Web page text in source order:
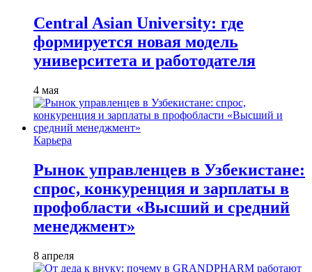
Central Asian University: где
формируется новая модель
университета и работодателя
4 мая
Карьера
Рынок управленцев в Узбекистане:
спрос, конкуренция и зарплаты в
профобласти «Высший и средний
менеджмент»
8 апреля